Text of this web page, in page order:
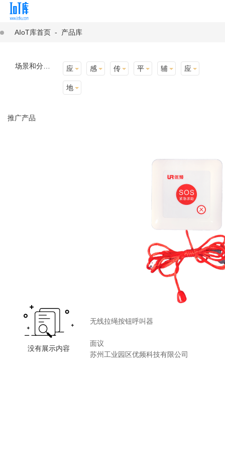
AIoT库首页 - 产品库
应用场景 感知层 传输层 平台层 辅助产品与材料 应用终端
地址选择
推广产品
无线拉绳按钮呼叫器
面议
苏州工业园区优频科技有限公司